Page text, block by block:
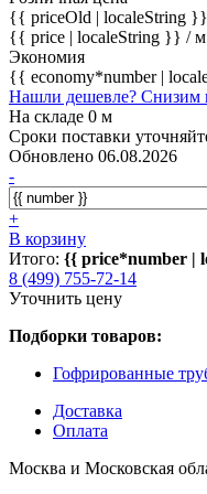
{{ priceOld | localeString }}
{{ price | localeString }} / м
Экономия
{{ economy*number |
Нашли дешевле? Снизим
На складе 0 м
Сроки поставки
Обновлено 06.08.2026
-
+
В корзину
Итого: {{ price*number |
8 (499) 755-72-14
Уточнить цену
Подборки товаров:
Гофрированные
Доставка
Оплата
Москва и Московская